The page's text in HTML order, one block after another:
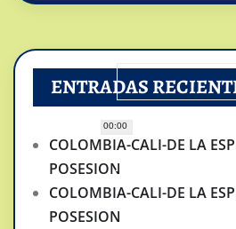
00:00
ENTRADAS
COLOMBIA-CALI-DE LA
POSESION
COLOMBIA-CALI-DE LA
POSESION